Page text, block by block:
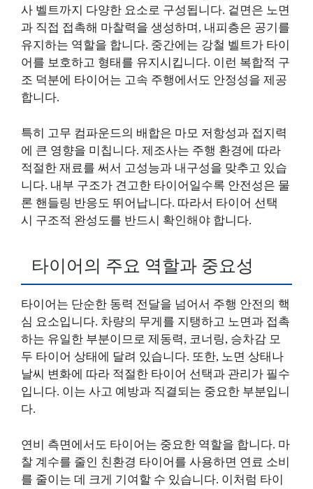
사 벨트까지 다양한 요소로 구성됩니다. 겉면은 노면
과 직접 접촉해 마찰력을 생성하며, 내피층은 공기를
유지하는 역할을 합니다. 중간에는 강철 벨트가 타이
어를 보호하고 형태를 유지시킵니다. 이런 복합적 구
조 덕분에 타이어는 고속 주행에서도 안정성을 제공
합니다.
특히 고무 컴파운드의 배합은 마모 저항성과 접지력
에 큰 영향을 미칩니다. 제조사는 주행 환경에 따라
적절한 재료를 써서 고성능과 내구성을 맞추고 있습
니다. 내부 구조가 견고한 타이어일수록 안전성은 물
론 핸들링 반응도 뛰어납니다. 따라서 타이어 선택
시 구조적 완성도를 반드시 확인해야 합니다.
타이어의 주요 역할과 중요성
타이어는 단순한 동력 전달을 넘어서 주행 안전의 핵
심 요소입니다. 차량의 무게를 지탱하고 노면과 접촉
하는 유일한 부분이므로 제동력, 코너링, 승차감 모
두 타이어 상태에 달려 있습니다. 또한, 노면 상태나
날씨 변화에 따라 적절한 타이어 선택과 관리가 필수
입니다. 이는 사고 예방과 직결되는 중요한 부분입니
다.
연비 측면에서도 타이어는 중요한 역할을 합니다. 마
찰 계수를 줄인 친환경 타이어를 사용하면 연료 소비
를 줄이는 데 크게 기여할 수 있습니다. 이처럼 타이